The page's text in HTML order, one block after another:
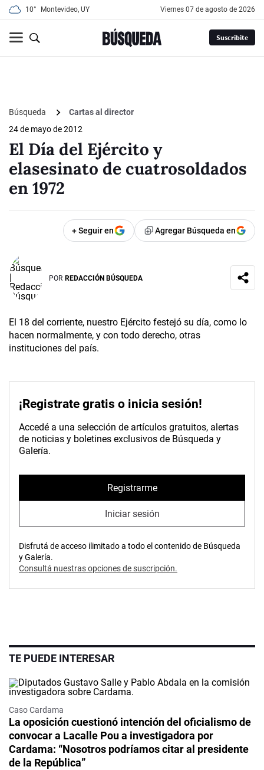
10° Montevideo, UY viernes 07 de agosto de 2026
Suscribite
Búsqueda
Cartas al director
24 de mayo de 2012
El Día del Ejército y
elasesinato de cuatrosoldados
en 1972
+ Seguir en Agregar Búsqueda en
POR REDACCIÓN BÚSQUEDA
El 18 del corriente, nuestro Ejército festejó su día, como lo
hacen normalmente, y con todo derecho, otras
instituciones del país.
¡Registrate gratis o inicia sesión!
Accedé a una selección de artículos gratuitos, alertas
de noticias y boletines exclusivos de Búsqueda y
Galería.
Registrarme
Iniciar sesión
Disfrutá de acceso ilimitado a todo el contenido de Búsqueda
y Galería.
Consultá nuestras opciones de suscripción.
TE PUEDE INTERESAR
Caso Cardama
La oposición cuestionó intención del oficialismo de
convocar a Lacalle Pou a investigadora por
Cardama: “Nosotros podríamos citar al presidente
de la República”